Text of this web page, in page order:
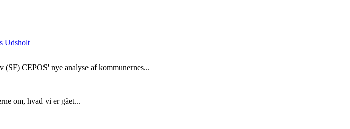
CEPOS' nye analyse af kommunernes...
om, hvad vi er gået...